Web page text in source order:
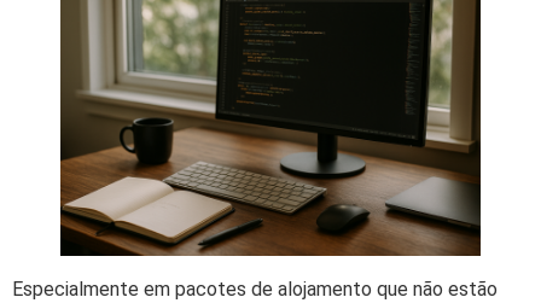
Especialmente em pacotes de alojamento que não estão